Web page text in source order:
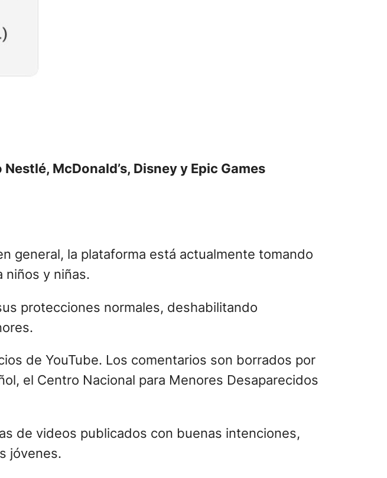
McDonald’s, Disney y Epic Games
general, la plataforma está actualmente tomando
niños y niñas.
protecciones normales, deshabilitando
de YouTube. Los comentarios son borrados por
el Centro Nacional para Menores Desaparecidos
de videos publicados con buenas intenciones,
jóvenes.